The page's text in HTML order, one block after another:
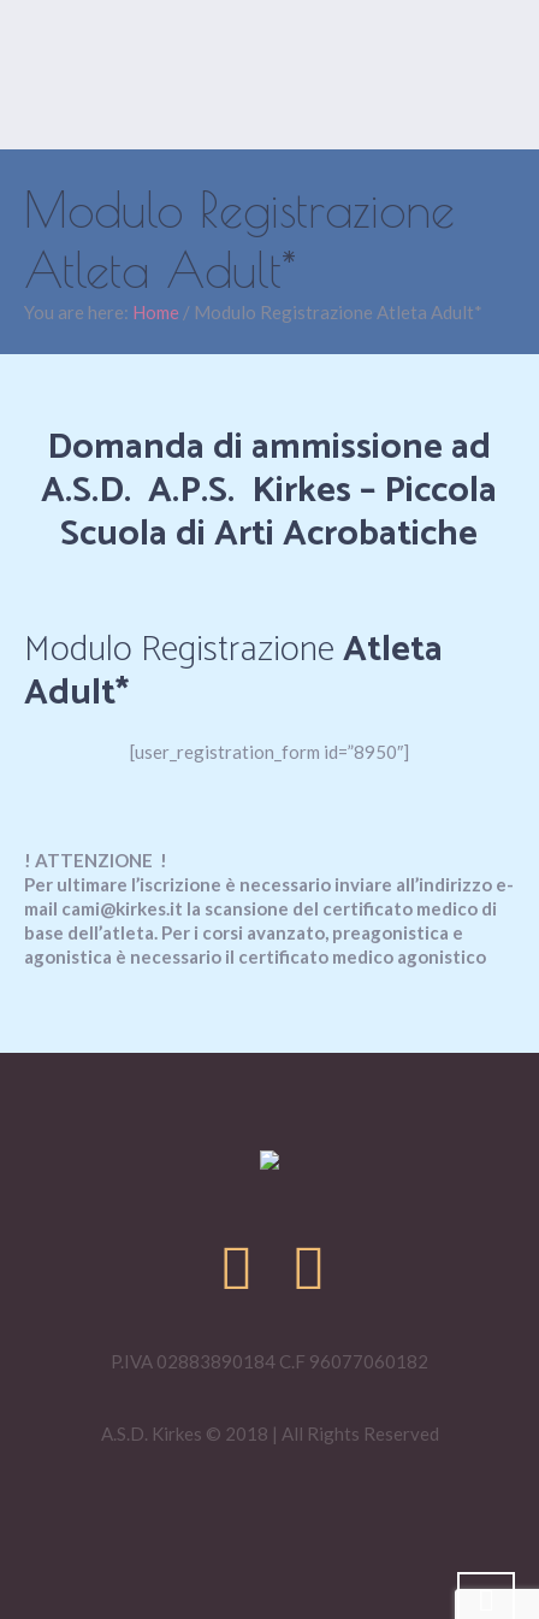
Modulo Registrazione
Atleta Adult*
You are here: Home / Modulo Registrazione Atleta Adult*
Domanda di ammissione ad
A.S.D.A.P.S. Kirkes – Piccola
Scuola di Arti Acrobatiche
Modulo RegistrazioneAtleta
Adult*
[user_registration_form id=”8950″]
! ATTENZIONE !
Per ultimare l’iscrizione è necessario inviare all’indirizzo e-
mail cami@kirkes.it la scansione del certificato medico di
base dell’atleta. Per i corsi avanzato, preagonistica e
agonistica è necessario il certificato medico agonistico
P.IVA 02883890184 C.F 96077060182
A.S.D. Kirkes © 2018 | All Rights Reserved